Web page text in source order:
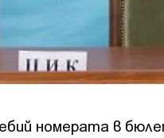
номерата в